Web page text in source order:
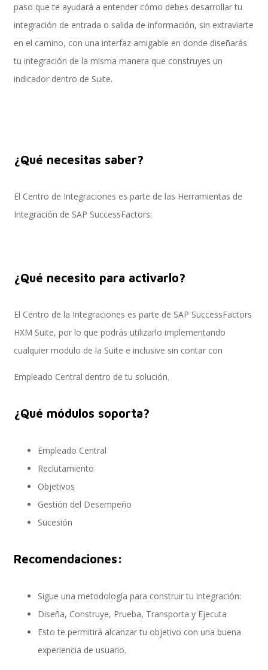
Soporte SuccessFactors
SAP Time & Attendance by Workforce Software
SAP Travel OnDemand
Cloud Conveyer
SAP Onpremise Servicios y Productos
Gestión de Capital Humano SAP
paso que te ayudará a entender cómo debes desarrollar tu
integración de entrada o salida de información, sin extraviarte
en el camino, con una interfaz amigable en donde diseñarás
tu integración de la misma manera que construyes un
indicador dentro de Suite.
¿Qué necesitas saber?
El Centro de Integraciones es parte de las Herramientas de
Integración de SAP SuccessFactors:
¿Qué necesito para activarlo?
El Centro de la Integraciones es parte de SAP SuccessFactors
HXM Suite, por lo que podrás utilizarlo implementando
cualquier modulo de la Suite e inclusive sin contar con
Empleado Central dentro de tu solución.
¿Qué módulos soporta?
Empleado Central
Reclutamiento
Objetivos
Gestión del Desempeño
Sucesión
Recomendaciones:
Sigue una metodología para construir tu integración:
Diseña, Construye, Prueba, Transporta y Ejecuta
Esto te permitirá alcanzar tu objetivo con una buena
experiencia de usuario.